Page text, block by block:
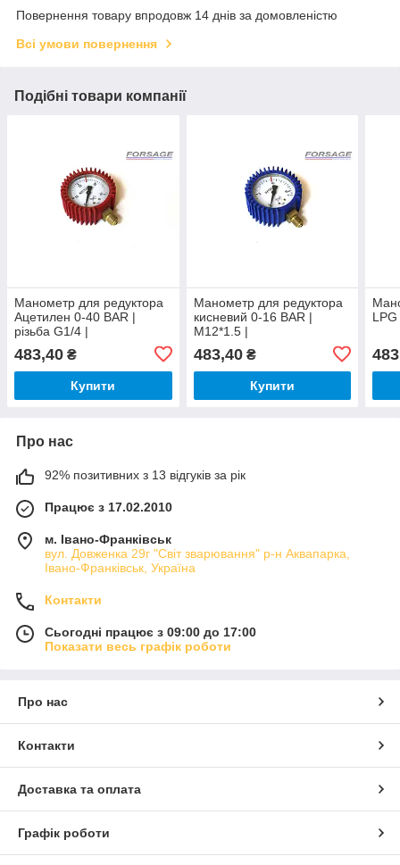
Повернення товару впродовж 14 днів за домовленістю
Всі умови повернення
Подібні товари компанії
Манометр для редуктора
Ацетилен 0-40 BAR |
різьба G1/4 |
483,40 ₴
Купити
Манометр для редуктора
кисневий 0-16 BAR |
M12*1.5 |
483,40₴
Купити
Про нас
92% позитивних з 13 відгуків за рік
Працює з 17.02.2010
м. Івано-Франківськ
вул. Довженка 29г "Світ зварювання" р-н Аквапарка,
Івано-Франківськ, Україна
Контакти
Сьогодні працює з 09:00 до 17:00
Показати весь графік роботи
Про нас
Контакти
Доставка та оплата
Графік роботи